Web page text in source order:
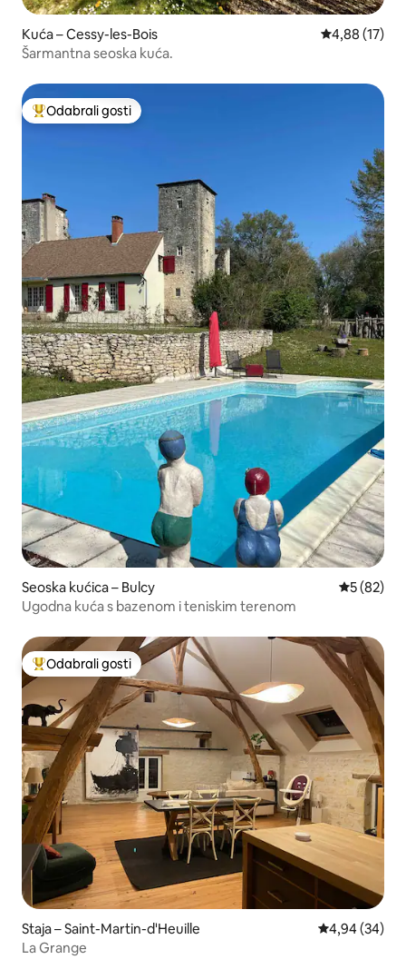
Kuća – Cessy-les-Bois Prosječna
4,88 (17)
Šarmantna seoska kuća.
Među najviše rangiranima s oznakom „Odabrali gosti”
Odabrali gosti
Seoska kućica – Bulcy Prosječna
5 (82)
Ugodna kuća s bazenom i teniskim terenom
Među najviše rangiranima s oznakom „Odabrali gosti”
Odabrali gosti
Staja – Saint-Martin-d'Heuille Prosječna
4,94 (34)
La Grange